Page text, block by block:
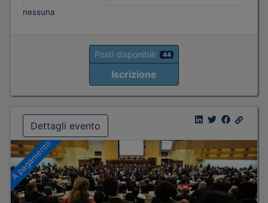
nessuna
Posti disponibili: 44
Iscrizione
Dettagli evento
A pagamento